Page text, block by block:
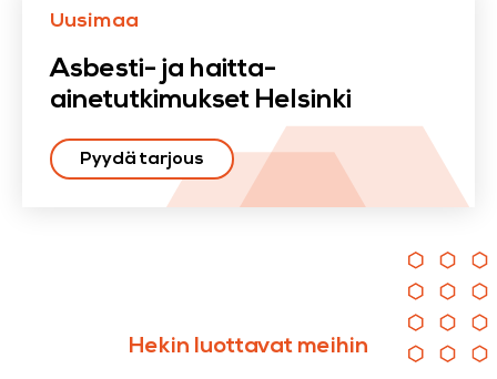
Uusimaa
Asbesti- ja haitta-
ainetutkimukset Helsinki
Pyydä tarjous
Hekin luottavat meihin